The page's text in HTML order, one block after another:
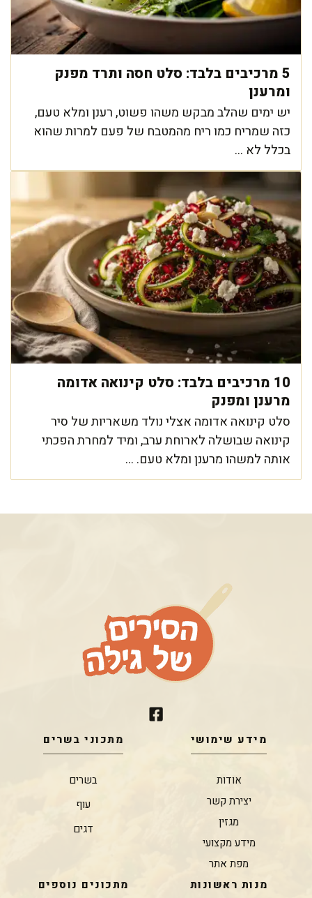
5 מרכיבים בלבד: סלט חסה ותרד מפנק
ומרענן
יש ימים שהלב מבקש משהו פשוט, רענן ומלא טעם,
כזה שמריח כמו ריח מהמטבח של פעם למרות שהוא
בכלל לא ...
10 מרכיבים בלבד: סלט קינואה אדומה
מרענן ומפנק
סלט קינואה אדומה אצלי נולד משאריות של סיר
קינואה שבושלה לארוחת ערב, ומיד למחרת הפכתי
אותה למשהו מרענן ומלא טעם. ...
מידע שימושי
אודות
יצירת קשר
מגזין
מידע מקצועי
מפת אתר
מתכוני בשרים
בשרים
עוף
דגים
מנות ראשונות מתכונים נוספים